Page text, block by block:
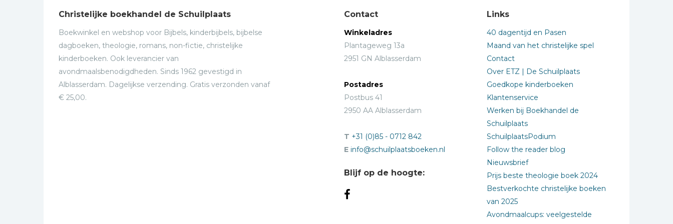
Christelijke boekhandel de Schuilplaats
Boekwinkel en webshop voor Bijbels, kinderbijbels, bijbelse
dagboeken, theologie, romans, non-fictie, christelijke
kinderboeken. Ook leverancier van
avondmaalsbenodigdheden. Sinds 1962 gevestigd in
Alblasserdam. Dagelijkse verzending. Gratis verzonden vanaf
€ 25,00.
Contact
Winkeladres
Plantageweg 13a
2951 GN Alblasserdam
Postadres
Postbus 41
2950 AA Alblasserdam
T +31 (0)85 - 0712 842
E info@schuilplaatsboeken.nl
Blijf op de hoogte:
Links
40 dagentijd en Pasen
Maand van het christelijke spel
Contact
Over ETZ | De Schuilplaats
Goedkope kinderboeken
Klantenservice
Werken bij Boekhandel de
Schuilplaats
SchuilplaatsPodium
Follow the reader blog
Nieuwsbrief
Prijs beste theologie boek 2024
Bestverkochte christelijke boeken
van 2025
Avondmaalcups: veelgestelde